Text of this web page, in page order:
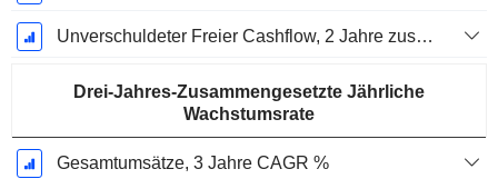
Unverschuldeter Freier Cashflow, 2 Jahre zusammengesetzte jährliche Wachstumsrate %
Drei-Jahres-Zusammengesetzte Jährliche
Wachstumsrate
Gesamtumsätze, 3 Jahre CAGR %